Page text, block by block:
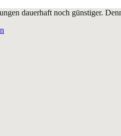
dauerhaft noch günstiger.